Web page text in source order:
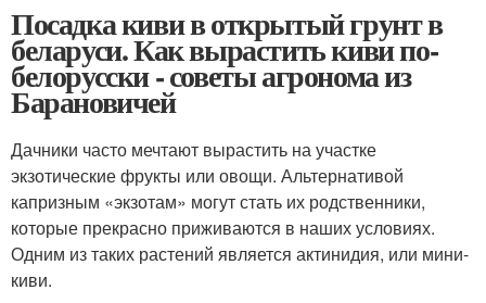
Посадка киви в открытый грунт в
беларуси. Как вырастить киви по-
белорусски - советы агронома из
Барановичей
Дачники часто мечтают вырастить на участке
экзотические фрукты или овощи. Альтернативой
капризным «экзотам» могут стать их родственники,
которые прекрасно приживаются в наших условиях.
Одним из таких растений является актинидия, или мини-
киви.